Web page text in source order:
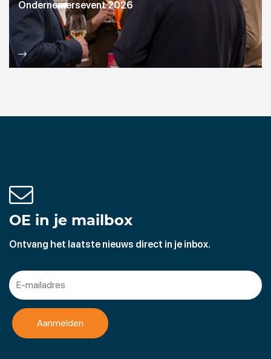
Ondernemersevent 2026
OE in je mailbox
Ontvang het laatste nieuws direct in je inbox.